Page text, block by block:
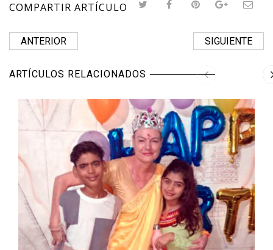
COMPARTIR ARTÍCULO
ANTERIOR SIGUIENTE
ARTÍCULOS RELACIONADOS